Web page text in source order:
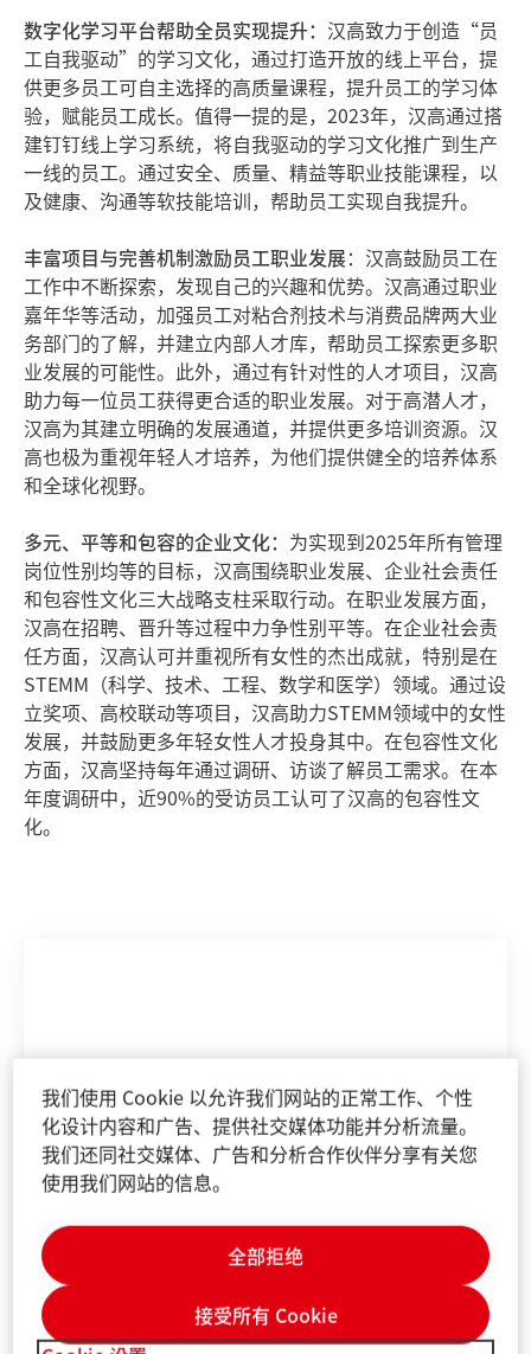
数字化学习平台帮助全员实现提升： 汉高致力于创造“员
工自我驱动”的学习文化，通过打造开放的线上平台，提
供更多员工可自主选择的高质量课程，提升员工的学习体
验，赋能员工成长。值得一提的是，2023年，汉高通过搭
建钉钉线上学习系统，将自我驱动的学习文化推广到生产
一线的员工。通过安全、质量、精益等职业技能课程，以
及健康、沟通等软技能培训，帮助员工实现自我提升。
丰富项目与完善机制激励员工职业发展：汉高鼓励员工在
工作中不断探索，发现自己的兴趣和优势。汉高通过职业
嘉年华等活动，加强员工对粘合剂技术与消费品牌两大业
务部门的了解，并建立内部人才库，帮助员工探索更多职
业发展的可能性。此外，通过有针对性的人才项目，汉高
助力每一位员工获得更合适的职业发展。对于高潜人才，
汉高为其建立明确的发展通道，并提供更多培训资源。汉
高也极为重视年轻人才培养，为他们提供健全的培养体系
和全球化视野。
多元、平等和包容的企业文化： 为实现到2025年所有管理
岗位性别均等的目标，汉高围绕职业发展、企业社会责任
和包容性文化三大战略支柱采取行动。在职业发展方面，
汉高在招聘、晋升等过程中力争性别平等。在企业社会责
任方面，汉高认可并重视所有女性的杰出成就，特别是在
STEMM（科学、技术、工程、数学和医学）领域。通过设
立奖项、高校联动等项目，汉高助力STEMM领域中的女性
发展，并鼓励更多年轻女性人才投身其中。在包容性文化
方面，汉高坚持每年通过调研、访谈了解员工需求。在本
年度调研中，近90%的受访员工认可了汉高的包容性文
化。
汉高连续九年蝉联“中国杰出雇主”认证
我们使用 Cookie 以允许我们网站的正常工作、个性
化设计内容和广告、提供社交媒体功能并分析流量。
我们还同社交媒体、广告和分析合作伙伴分享有关您
使用我们网站的信息。
全部拒绝
接受所有 Cookie